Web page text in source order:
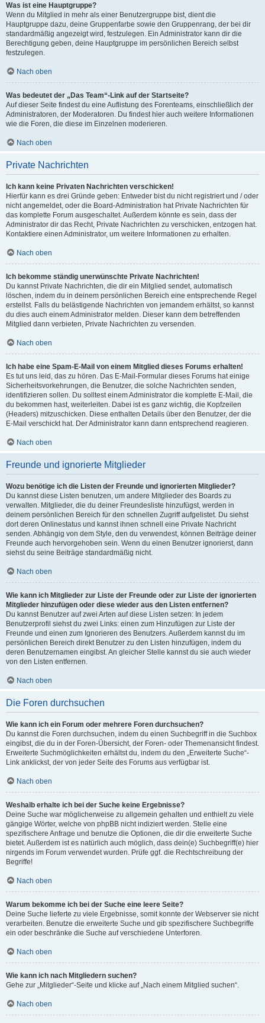
Was ist eine Hauptgruppe?
Wenn du Mitglied in mehr als einer Benutzergruppe bist, dient die
Hauptgruppe dazu, deine Gruppenfarbe sowie den Gruppenrang, der bei dir
standardmäßig angezeigt wird, festzulegen. Ein Administrator kann dir die
Berechtigung geben, deine Hauptgruppe im persönlichen Bereich selbst
festzulegen.
Nach oben
Was bedeutet der „Das Team“-Link auf der Startseite?
Auf dieser Seite findest du eine Auflistung des Forenteams, einschließlich der
Administratoren, der Moderatoren. Du findest hier auch weitere Informationen
wie die Foren, die diese im Einzelnen moderieren.
Nach oben
Private Nachrichten
Ich kann keine Privaten Nachrichten verschicken!
Hierfür kann es drei Gründe geben: Entweder bist du nicht registriert und / oder
nicht angemeldet, oder die Board-Administration hat Private Nachrichten für
das komplette Forum ausgeschaltet. Außerdem könnte es sein, dass der
Administrator dir das Recht, Private Nachrichten zu verschicken, entzogen hat.
Kontaktiere einen Administrator, um weitere Informationen zu erhalten.
Nach oben
Ich bekomme ständig unerwünschte Private Nachrichten!
Du kannst Private Nachrichten, die dir ein Mitglied sendet, automatisch
löschen, indem du in deinem persönlichen Bereich eine entsprechende Regel
erstellst. Falls du belästigende Nachrichten von jemandem erhältst, so kannst
du dies auch einem Administrator melden. Dieser kann dem betreffenden
Mitglied dann verbieten, Private Nachrichten zu versenden.
Nach oben
Ich habe eine Spam-E-Mail von einem Mitglied dieses Forums erhalten!
Es tut uns leid, das zu hören. Das E-Mail-Formular dieses Forums hat einige
Sicherheitsvorkehrungen, die Benutzer, die solche Nachrichten senden,
identifizieren sollen. Du solltest einem Administrator die komplette E-Mail, die
du bekommen hast, weiterleiten. Dabei ist es ganz wichtig, die Kopfzeilen
(Headers) mitzuschicken. Diese enthalten Details über den Benutzer, der die
E-Mail verschickt hat. Der Administrator kann dann entsprechend reagieren.
Nach oben
Freunde und ignorierte Mitglieder
Wozu benötige ich die Listen der Freunde und ignorierten Mitglieder?
Du kannst diese Listen benutzen, um andere Mitglieder des Boards zu
verwalten. Mitglieder, die du deiner Freundesliste hinzufügst, werden in
deinem persönlichen Bereich für den schnellen Zugriff aufgelistet. Du siehst
dort deren Onlinestatus und kannst ihnen schnell eine Private Nachricht
senden. Abhängig von dem Style, den du verwendest, können Beiträge deiner
Freunde auch hervorgehoben sein. Wenn du einen Benutzer ignorierst, dann
siehst du seine Beiträge standardmäßig nicht.
Nach oben
Wie kann ich Mitglieder zur Liste der Freunde oder zur Liste der ignorierten
Mitglieder hinzufügen oder diese wieder aus den Listen entfernen?
Du kannst Benutzer auf zwei Arten auf diese Listen setzen: In jedem
Benutzerprofil siehst du zwei Links: einen zum Hinzufügen zur Liste der
Freunde und einen zum Ignorieren des Benutzers. Außerdem kannst du im
persönlichen Bereich direkt Benutzer zu den Listen hinzufügen, indem du
deren Benutzernamen eingibst. An gleicher Stelle kannst du sie auch wieder
von den Listen entfernen.
Nach oben
Die Foren durchsuchen
Wie kann ich ein Forum oder mehrere Foren durchsuchen?
Du kannst die Foren durchsuchen, indem du einen Suchbegriff in die Suchbox
eingibst, die du in der Foren-Übersicht, der Foren- oder Themenansicht findest.
Erweiterte Suchmöglichkeiten erhältst du, indem du den „Erweiterte Suche“-
Link anklickst, der von jeder Seite des Forums aus verfügbar ist.
Nach oben
Weshalb erhalte ich bei der Suche keine Ergebnisse?
Deine Suche war möglicherweise zu allgemein gehalten und enthielt zu viele
gängige Wörter, welche von phpBB nicht indiziert werden. Stelle eine
spezifischere Anfrage und benutze die Optionen, die dir die erweiterte Suche
bietet. Außerdem ist es natürlich auch möglich, dass dein(e) Suchbegriff(e) hier
nirgends im Forum verwendet wurden. Prüfe ggf. die Rechtschreibung der
Begriffe!
Nach oben
Warum bekomme ich bei der Suche eine leere Seite?
Deine Suche lieferte zu viele Ergebnisse, somit konnte der Webserver sie nicht
verarbeiten. Benutze die erweiterte Suche und gib spezifischere Suchbegriffe
ein oder beschränke die Suche auf verschiedene Unterforen.
Nach oben
Wie kann ich nach Mitgliedern suchen?
Gehe zur „Mitglieder“-Seite und klicke auf „Nach einem Mitglied suchen“.
Nach oben